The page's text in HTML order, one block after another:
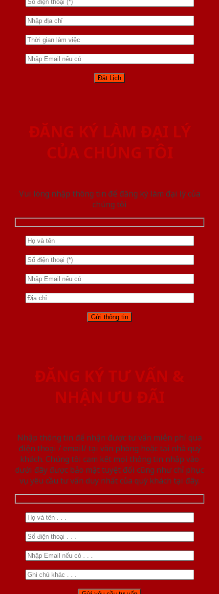
ĐĂNG KÝ LÀM ĐẠI LÝ
CỦA CHÚNG TÔI
Vui lòng nhập thông tin để đăng ký làm đại lý của
chúng tôi
ĐĂNG KÝ TƯ VẤN &
NHẬN ƯU ĐÃI
Nhập thông tin để nhận được tư vấn miễn phí qua
điện thoại / email/ tại văn phòng hoặc tại nhà quý
khách. Chúng tôi cam kết mọi thông tin nhập vào
dưới đây được bảo mật tuyệt đối cũng như chỉ phục
vụ yêu cầu tư vấn duy nhất của quý khách tại đây.